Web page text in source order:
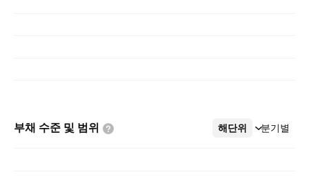
부채 수준 및 범위 해단위 분기별
더보기